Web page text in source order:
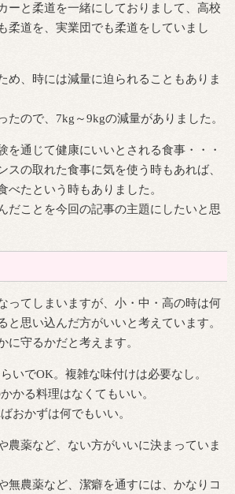
ーと柔道を一緒にしておりまして、高校
柔道を、実業団でも柔道をしていまし
め、時には減量に迫られることもありま
たので、7kg～9kgの減量がありました。
を通じて健康にいいとされる食事・・・
スの取れた食事に気を使う時もあれば、
べたという時もありました。
だことを今回の記事の主題にしたいと思
ってしまいますが、小・中・高の時は何
と思い込んだ方がいいと考えています。
に守るかだと考えます。
いでOK。複雑な味付けは必要なし。
かる料理はなくてもいい。
おかずは何でもいい。
農薬など、ない方がいいに決まっていま
無農薬など、潔癖を通すには、かなりコ